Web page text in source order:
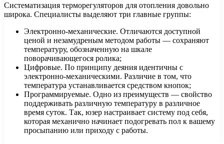
Систематизация терморегуляторов для отопления довольно
широка. Специалисты выделяют три главные группы:
Электронно-механические. Отличаются доступной
ценой и незамудреным методом работы — сохраняют
температуру, обозначенную на шкале
поворачивающегося ролика;
Цифровые. По принципу деяния идентичны с
электронно-механическими. Различие в том, что
температура устанавливается средством кнопок;
Программируемые. Одно из преимуществ — свойство
поддерживать различную температуру в различное
время суток. Так, юзер настраивает систему под себя,
которая механично начинает подогревать пол к вашему
просыпанию или приходу с работы.